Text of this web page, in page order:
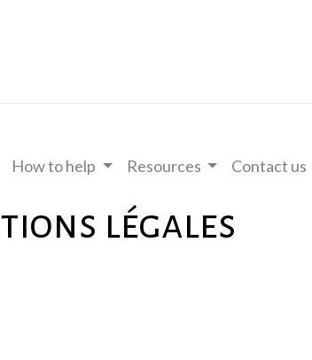
How to help Resources Contact us
légales